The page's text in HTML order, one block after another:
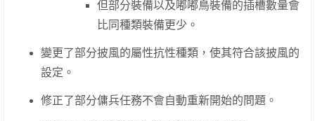
但部分裝備以及嘟嘟鳥裝備的插槽數量會
比同種類裝備更少。
變更了部分披風的屬性抗性種類，使其符合該披風的
設定。
修正了部分傭兵任務不會自動重新開始的問題。